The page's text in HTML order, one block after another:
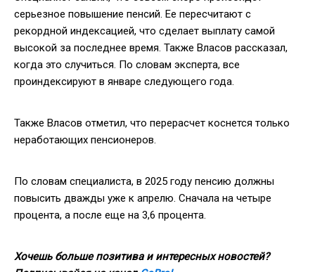
серьезное повышение пенсий. Ее пересчитают с
рекордной индексацией, что сделает выплату самой
высокой за последнее время. Также Власов рассказал,
когда это случиться. По словам эксперта, все
проиндексируют в январе следующего года.
Также Власов отметил, что перерасчет коснется только
неработающих пенсионеров.
По словам специалиста, в 2025 году пенсию должны
повысить дважды уже к апрелю. Сначала на четыре
процента, а после еще на 3,6 процента.
Хочешь больше позитива и интересных новостей?